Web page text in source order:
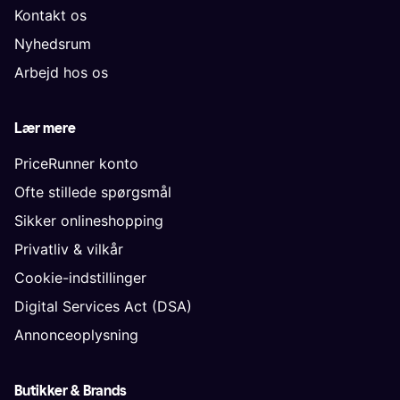
Kontakt os
Nyhedsrum
Arbejd hos os
Lær mere
PriceRunner konto
Ofte stillede spørgsmål
Sikker onlineshopping
Privatliv & vilkår
Cookie-indstillinger
Digital Services Act (DSA)
Annonceoplysning
Butikker & Brands